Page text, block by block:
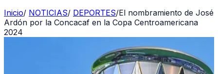
Inicio/ NOTICIAS/ DEPORTES/El nombramiento de José
Ardón por la Concacaf en la Copa Centroamericana
2024